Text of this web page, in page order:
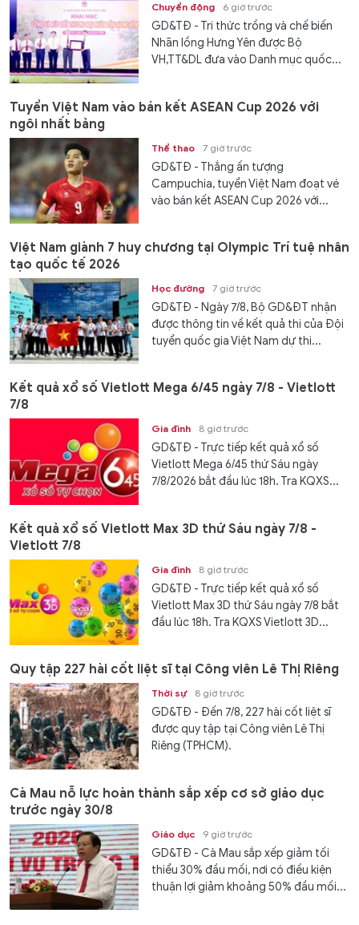
Chuyển động 6 giờ trước
GD&TĐ - Tri thức trồng và chế biến
Nhãn lồng Hưng Yên được Bộ
VH,TT&DL đưa vào Danh mục quốc...
Tuyển Việt Nam vào bán kết ASEAN Cup 2026 với
ngôi nhất bảng
Thể thao 7 giờ trước
GD&TĐ - Thắng ấn tượng
Campuchia, tuyển Việt Nam đoạt vé
vào bán kết ASEAN Cup 2026 với...
Việt Nam giành 7 huy chương tại Olympic Trí tuệ nhân
tạo quốc tế 2026
Học đường 7 giờ trước
GD&TĐ - Ngày 7/8, Bộ GD&ĐT nhận
được thông tin về kết quả thi của Đội
tuyển quốc gia Việt Nam dự thi...
Kết quả xổ số Vietlott Mega 6/45 ngày 7/8 - Vietlott
7/8
Gia đình 8 giờ trước
GD&TĐ - Trực tiếp kết quả xổ số
Vietlott Mega 6/45 thứ Sáu ngày
7/8/2026 bắt đầu lúc 18h. Tra KQXS...
Kết quả xổ số Vietlott Max 3D thứ Sáu ngày 7/8 -
Vietlott 7/8
Gia đình 8 giờ trước
GD&TĐ - Trực tiếp kết quả xổ số
Vietlott Max 3D thứ Sáu ngày 7/8 bắt
đầu lúc 18h. Tra KQXS Vietlott 3D...
Quy tập 227 hài cốt liệt sĩ tại Công viên Lê Thị Riêng
Thời sự 8 giờ trước
GD&TĐ - Đến 7/8, 227 hài cốt liệt sĩ
được quy tập tại Công viên Lê Thị
Riêng (TPHCM).
Cà Mau nỗ lực hoàn thành sắp xếp cơ sở giáo dục
trước ngày 30/8
Giáo dục 9 giờ trước
GD&TĐ - Cà Mau sắp xếp giảm tối
thiểu 30% đầu mối, nơi có điều kiện
thuận lợi giảm khoảng 50% đầu mối...